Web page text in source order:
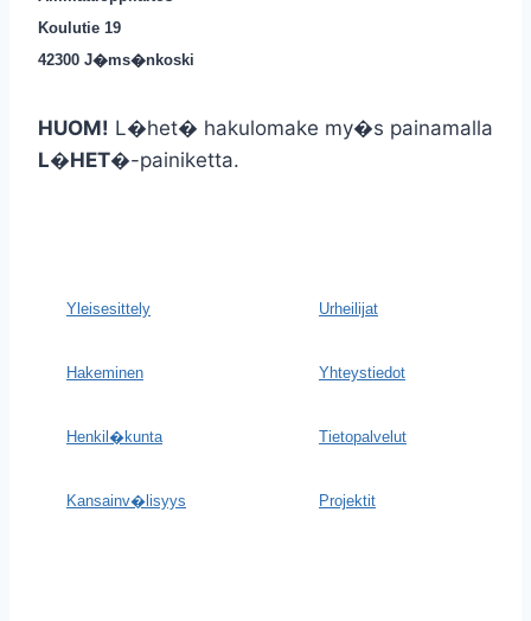
Koulutie 19
42300 J�ms�nkoski
HUOM! L�het� hakulomake my�s painamalla
L�HET�-painiketta.
Yleisesittely Urheilijat
Hakeminen Yhteystiedot
Henkil�kunta Tietopalvelut
Kansainv�lisyys Projektit